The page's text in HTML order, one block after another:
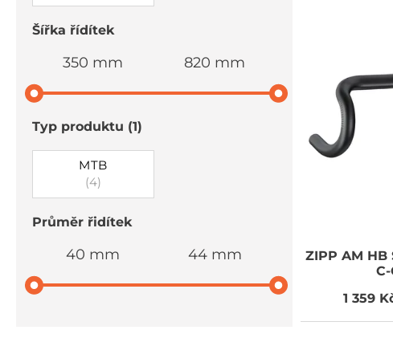
Šířka řídítek
350 mm 820 mm
Typ produktu (1)
MTB
(4)
Průměr řidítek
40 mm 44 mm ZIPP AM HB
1 359